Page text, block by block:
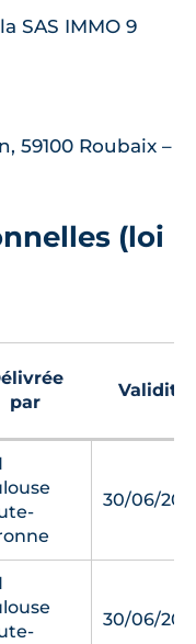
SAS IMMO 9
59100 Roubaix –
(loi
par
Validité*
30/06/
30/06/